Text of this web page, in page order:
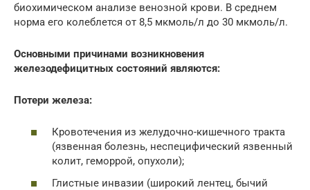
биохимическом анализе венозной крови. В среднем
норма его колеблется от 8,5 мкмоль/л до 30 мкмоль/л.
Основными причинами возникновения
железодефицитных состояний являются:
Потери железа:
Кровотечения из желудочно-кишечного тракта
(язвенная болезнь, неспецифический язвенный
колит, геморрой, опухоли);
Глистные инвазии (широкий лентец, бычий